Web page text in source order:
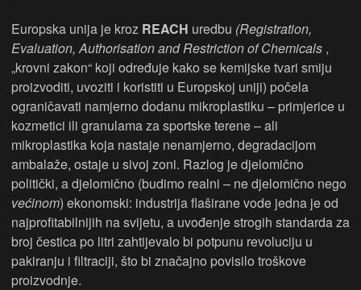
Europska unija je kroz REACH uredbu (Registration,
Evaluation, Authorisation and Restriction of Chemicals ,
„krovni zakon“ koji određuje kako se kemijske tvari smiju
proizvoditi, uvoziti i koristiti u Europskoj uniji) počela
ograničavati namjerno dodanu mikroplastiku – primjerice u
kozmetici ili granulama za sportske terene – ali
mikroplastika koja nastaje nenamjerno, degradacijom
ambalaže, ostaje u sivoj zoni. Razlog je djelomično
politički, a djelomično (budimo realni – ne djelomično nego
većinom) ekonomski: industrija flaširane vode jedna je od
najprofitabilnijih na svijetu, a uvođenje strogih standarda za
broj čestica po litri zahtijevalo bi potpunu revoluciju u
pakiranju i filtraciji, što bi značajno povisilo troškove
proizvodnje.